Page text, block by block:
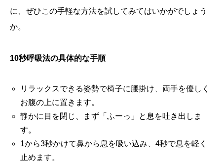
に、ぜひこの手軽な方法を試してみてはいかがでしょう
か。
10秒呼吸法の具体的な手順
リラックスできる姿勢で椅子に腰掛け、両手を優しく
お腹の上に置きます。
静かに目を閉じ、まず「ふーっ」と息を吐き出しま
す。
1から3秒かけて鼻から息を吸い込み、4秒で息を軽く
止めます。